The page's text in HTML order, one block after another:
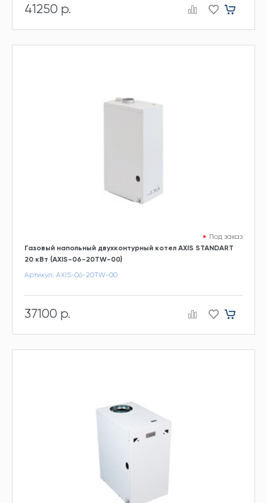
41250 р.
Под заказ
Газовый напольный двухконтурный котел AXIS STANDART
20 кВт (AXIS-06-20TW-00)
Артикул: AXIS-06-20TW-00
37100 р.